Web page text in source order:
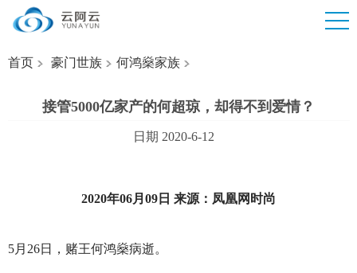
首页 豪门世族 何鸿燊家族
接管5000亿家产的何超琼，却得不到爱情？
日期 2020-6-12
2020年06月09日 来源：凤凰网时尚
5月26日，赌王何鸿燊病逝。